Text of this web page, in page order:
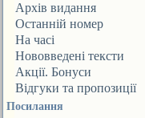
ДИВОСЛОВА
Архів видання
Останній номер
На часі
Нововведені тексти
Акції. Бонуси
Відгуки та пропозиції
Посилання